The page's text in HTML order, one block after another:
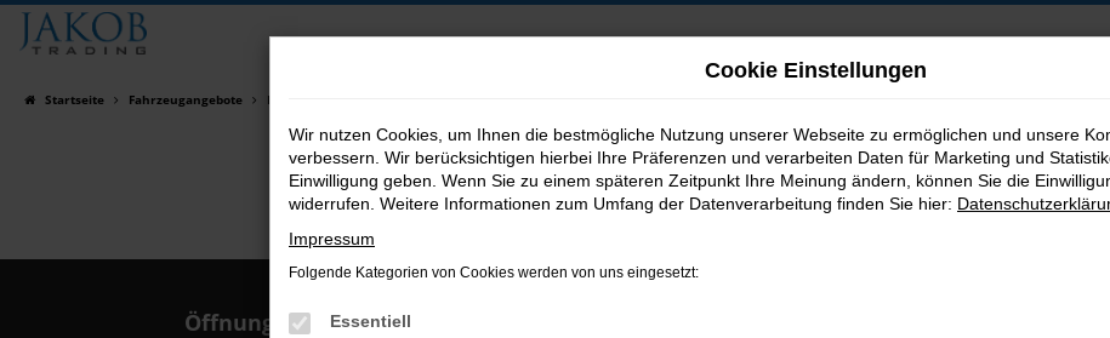
Zum
Hauptinhalt
Startseite Fahrzeugangebote Fahrzeugsuche
B2B-Shop
Öffnungszeiten:
Cookie Einstellungen
Wir nutzen Cookies, um Ihnen die bestmögliche Nutzung unserer Webseite zu ermöglichen und unsere
verbessern. Wir berücksichtigen hierbei Ihre Präferenzen und verarbeiten Daten für Marketing und
Einwilligung geben. Wenn Sie zu einem späteren Zeitpunkt Ihre Meinung ändern, können Sie die
widerrufen. Weitere Informationen zum Umfang der Datenverarbeitung finden Sie hier:
Impressum
Folgende Kategorien von Cookies werden von uns eingesetzt:
Essentiell